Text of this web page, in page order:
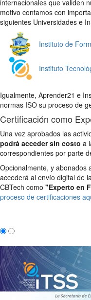
internacionales que validen
motivo contamos con
siguientes Universidades e
Instituto de
Instituto
Igualmente, Aprender21 e
normas ISO su proceso de
Certificación como
Una vez aprobados las
podrá acceder sin costo a
correspondientes por parte
Opcionalmente, y abonados
accederá al envío digital de
CBTech como "Experto en
proceso de certificaciones